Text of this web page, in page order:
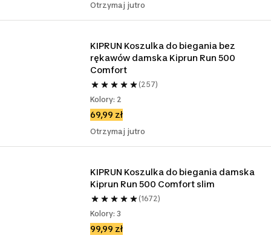
Otrzymaj jutro
KIPRUN Koszulka do biegania bez
rękawów damska Kiprun Run 500
Comfort
(257)
Kolory: 2
69,99 zł
Otrzymaj jutro
KIPRUN Koszulka do biegania damska
Kiprun Run 500 Comfort slim
(1672)
Kolory: 3
99,99 zł